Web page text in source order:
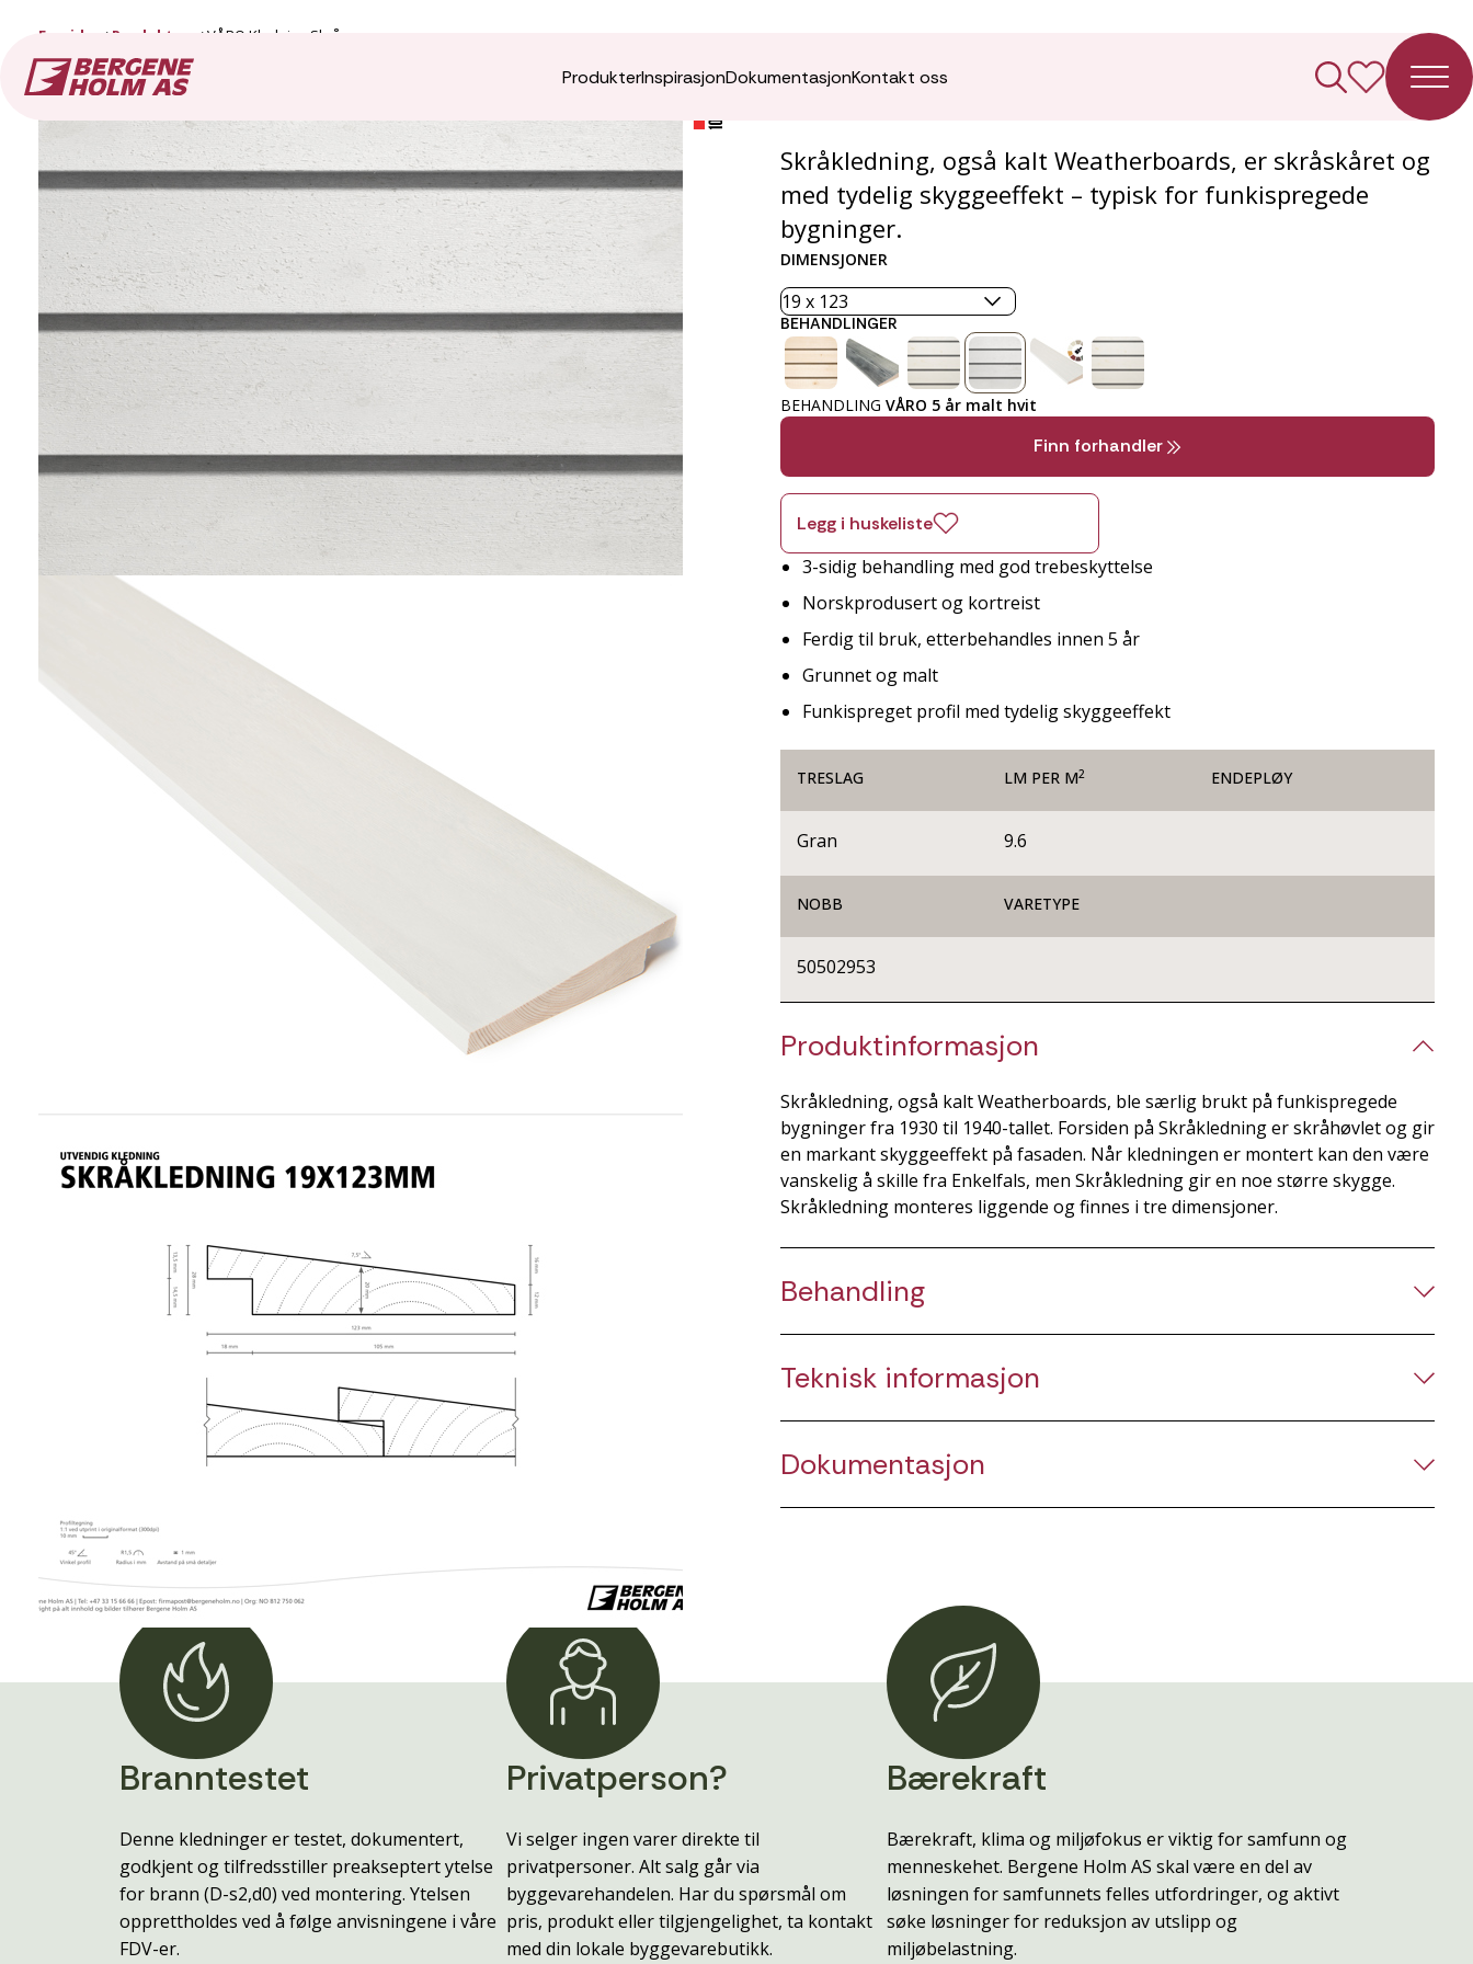
ProdukterInspirasjonDokumentasjonKontakt oss
Forside Produkter VÅRO Kledning Skrå
VÅRO Kledning Skrå
Skråkledning, også kalt Weatherboards, er skråskåret og
med tydelig skyggeeffekt – typisk for funkispregede
bygninger.
DIMENSJONER
BEHANDLINGER
BEHANDLING VÅRO 5 år malt hvit
Finn forhandler
Legg i huskeliste
3-sidig behandling med god trebeskyttelse
Norskprodusert og kortreist
Ferdig til bruk, etterbehandles innen 5 år
Grunnet og malt
Funkispreget profil med tydelig skyggeeffekt
TRESLAG LM PER M2 ENDEPLØY
Gran 9.6
NOBB VARETYPE
50502953
Produktinformasjon
Skråkledning, også kalt Weatherboards, ble særlig brukt på funkispregede
bygninger fra 1930 til 1940-tallet. Forsiden på Skråkledning er skråhøvlet og gir
en markant skyggeeffekt på fasaden. Når kledningen er montert kan den være
vanskelig å skille fra Enkelfals, men Skråkledning gir en noe større skygge.
Skråkledning monteres liggende og finnes i tre dimensjoner.
Behandling
Teknisk informasjon
Dokumentasjon
Branntestet
Denne kledninger er testet, dokumentert,
godkjent og tilfredsstiller preakseptert ytelse
for brann (D-s2,d0) ved montering. Ytelsen
opprettholdes ved å følge anvisningene i våre
FDV-er.
Privatperson?
Vi selger ingen varer direkte til
privatpersoner. Alt salg går via
byggevarehandelen. Har du spørsmål om
pris, produkt eller tilgjengelighet, ta kontakt
med din lokale byggevarebutikk.
Bærekraft
Bærekraft, klima og miljøfokus er viktig for samfunn og
menneskehet. Bergene Holm AS skal være en del av
løsningen for samfunnets felles utfordringer, og aktivt
søke løsninger for reduksjon av utslipp og
miljøbelastning.